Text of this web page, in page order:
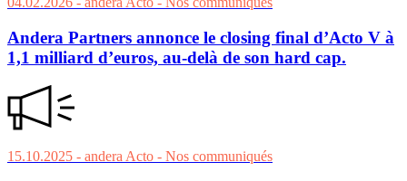
Andera Partners annonce le closing final d’Acto V à
1,1 milliard d’euros, au-delà de son hard cap.
15.10.2025 - andera Acto - Nos communiqués